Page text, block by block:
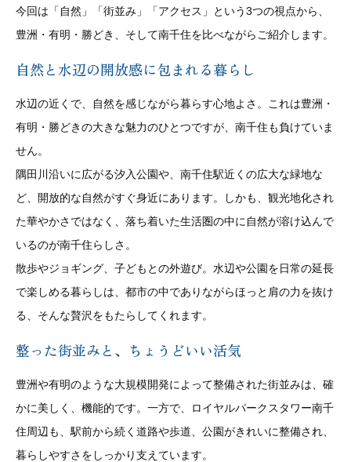
今回は「自然」「街並み」「アクセス」という3つの視点から、
豊洲・有明・勝どき、そして南千住を比べながらご紹介します。
自然と水辺の開放感に包まれる暮らし
水辺の近くで、自然を感じながら暮らす心地よさ。これは豊洲・
有明・勝どきの大きな魅力のひとつですが、南千住も負けていま
せん。
隅田川沿いに広がる汐入公園や、南千住駅近くの広大な緑地な
ど、開放的な自然がすぐ身近にあります。しかも、観光地化され
た華やかさではなく、落ち着いた生活圏の中に自然が溶け込んで
いるのが南千住らしさ。
散歩やジョギング、子どもとの外遊び。水辺や公園を日常の延長
で楽しめる暮らしは、都市の中でありながらほっと肩の力を抜け
る、そんな贅沢をもたらしてくれます。
整った街並みと、ちょうどいい活気
豊洲や有明のような大規模開発によって整備された街並みは、確
かに美しく、機能的です。一方で、ロイヤルパークスタワー南千
住周辺も、駅前から続く道路や歩道、公園がきれいに整備され、
暮らしやすさをしっかり支えています。